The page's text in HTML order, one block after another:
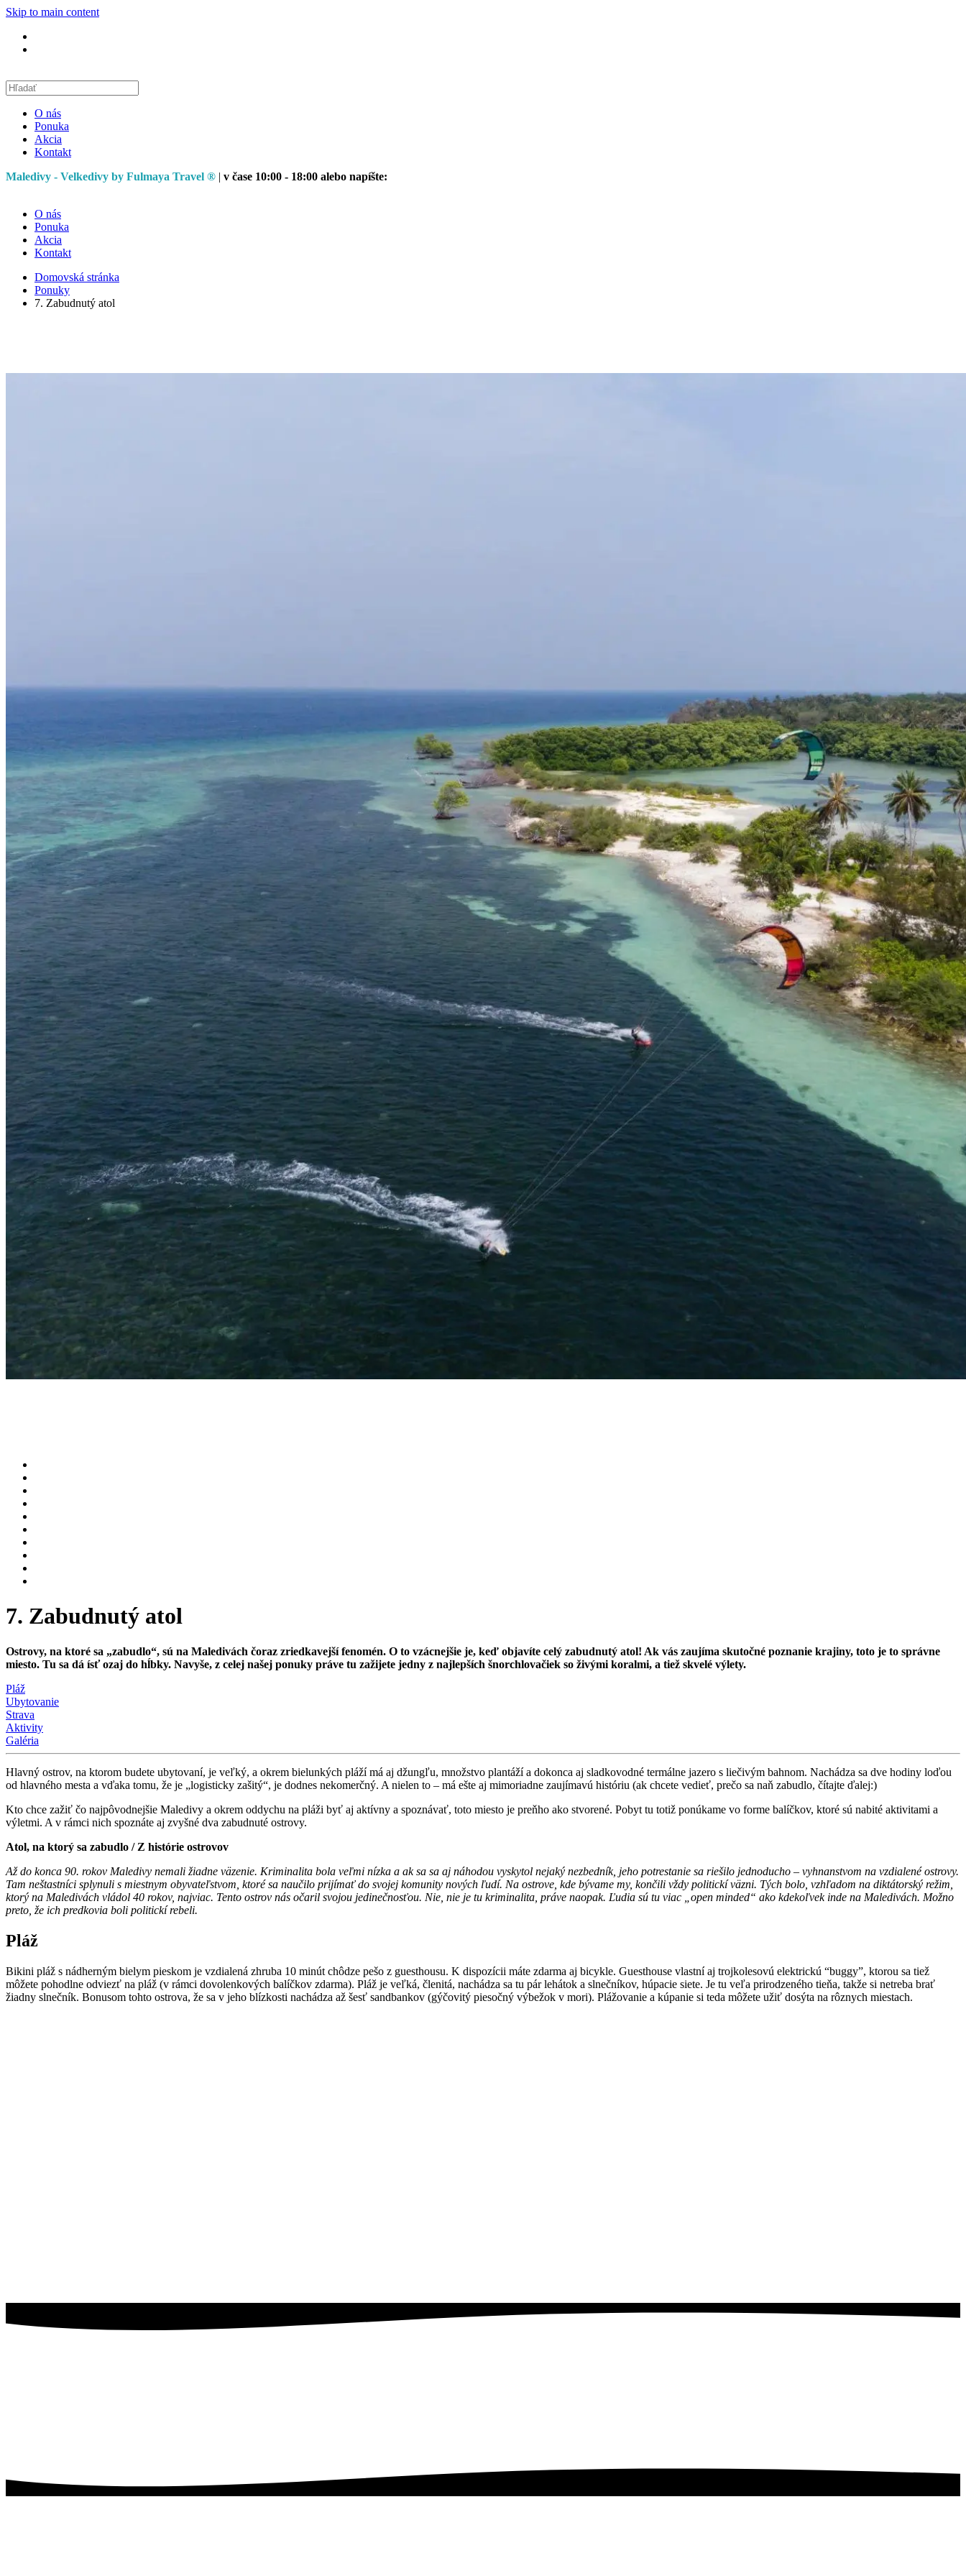
Skip to main content
O nás
Ponuka
Akcia
Kontakt
Maledivy - Velkedivy by Fulmaya Travel ® | v čase 10:00 - 18:00 alebo napíšte:
O nás
Ponuka
Akcia
Kontakt
Domovská stránka
Ponuky
7. Zabudnutý atol
7. Zabudnutý atol
Ostrovy, na ktoré sa „zabudlo“, sú na Maledivách čoraz zriedkavejší fenomén. O to vzácnejšie je, keď objavíte celý zabudnutý atol! Ak vás zaujíma skutočné poznanie krajiny, toto je to správne
miesto. Tu sa dá ísť ozaj do hĺbky. Navyše, z celej našej ponuky práve tu zažijete jedny z najlepších šnorchlovačiek so živými koralmi, a tiež skvelé výlety.
Pláž
Ubytovanie
Strava
Aktivity
Galéria
Hlavný ostrov, na ktorom budete ubytovaní, je veľký, a okrem bielunkých pláží má aj džungľu, množstvo plantáží a dokonca aj sladkovodné termálne jazero s liečivým bahnom. Nachádza sa dve hodiny loďou
od hlavného mesta a vďaka tomu, že je „logisticky zašitý“, je dodnes nekomerčný. A nielen to – má ešte aj mimoriadne zaujímavú históriu (ak chcete vedieť, prečo sa naň zabudlo, čítajte ďalej:)
Kto chce zažiť čo najpôvodnejšie Maledivy a okrem oddychu na pláži byť aj aktívny a spoznávať, toto miesto je preňho ako stvorené. Pobyt tu totiž ponúkame vo forme balíčkov, ktoré sú nabité aktivitami a
výletmi. A v rámci nich spoznáte aj zvyšné dva zabudnuté ostrovy.
Atol, na ktorý sa zabudlo / Z histórie ostrovov
Až do konca 90. rokov Maledivy nemali žiadne väzenie. Kriminalita bola veľmi nízka a ak sa sa aj náhodou vyskytol nejaký nezbedník, jeho potrestanie sa riešilo jednoducho – vyhnanstvom na vzdialené ostrovy.
Tam neštastníci splynuli s miestnym obyvateľstvom, ktoré sa naučilo prijímať do svojej komunity nových ľudí. Na ostrove, kde bývame my, končili vždy politickí väzni. Tých bolo, vzhľadom na diktátorský režim,
ktorý na Maledivách vládol 40 rokov, najviac. Tento ostrov nás očaril svojou jedinečnosťou. Nie, nie je tu kriminalita, práve naopak. Ľudia sú tu viac „open minded“ ako kdekoľvek inde na Maledivách. Možno
preto, že ich predkovia boli politickí rebeli.
Pláž
Bikini pláž s nádherným bielym pieskom je vzdialená zhruba 10 minút chôdze pešo z guesthousu. K dispozícii máte zdarma aj bicykle. Guesthouse vlastní aj trojkolesovú elektrickú “buggy”, ktorou sa tiež
môžete pohodlne odviezť na pláž (v rámci dovolenkových balíčkov zdarma). Pláž je veľká, členitá, nachádza sa tu pár lehátok a slnečníkov, húpacie siete. Je tu veľa prirodzeného tieňa, takže si netreba brať
žiadny slnečník. Bonusom tohto ostrova, že sa v jeho blízkosti nachádza až šesť sandbankov (gýčovitý piesočný výbežok v mori). Plážovanie a kúpanie si teda môžete užiť dosýta na rôznych miestach.